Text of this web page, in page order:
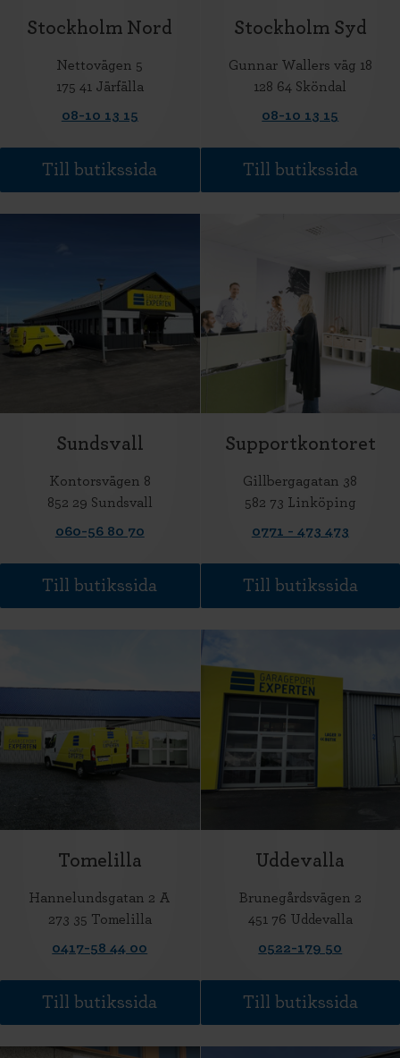
Stockholm Nord
Nettovägen 5
175 41 Järfälla
08-10 13 15
Till butikssida
Stockholm Syd
Gunnar Wallers väg 18
128 64 Sköndal
08-10 13 15
Till butikssida
Sundsvall
Kontorsvägen 8
852 29 Sundsvall
060-56 80 70
Till butikssida
Supportkontoret
Gillbergagatan 38
582 73 Linköping
0771 - 473 473
Till butikssida
Tomelilla
Hannelundsgatan 2 A
273 35 Tomelilla
0417-58 44 00
Till butikssida
Uddevalla
Brunegårdsvägen 2
451 76 Uddevalla
0522-179 50
Till butikssida